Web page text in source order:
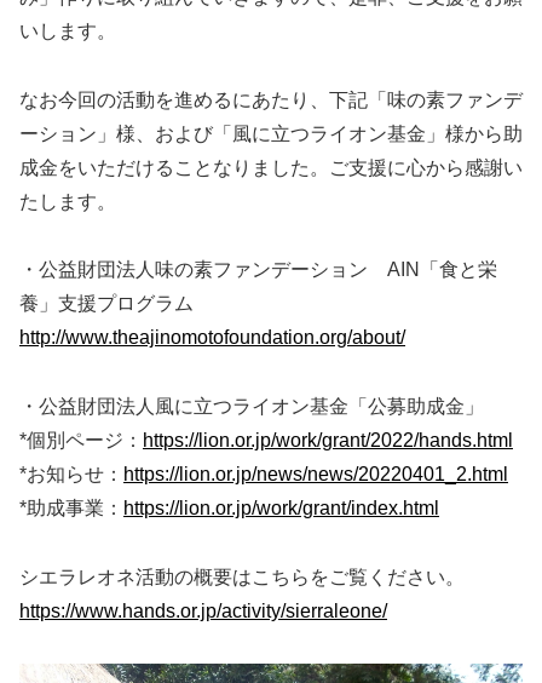
いします。
なお今回の活動を進めるにあたり、下記「味の素ファンデ
ーション」様、および「風に立つライオン基金」様から助
成金をいただけることなりました。ご支援に心から感謝い
たします。
・公益財団法人味の素ファンデーション AIN「食と栄
養」支援プログラム
http://www.theajinomotofoundation.org/about/
・公益財団法人風に立つライオン基金「公募助成金」
*個別ページ： https://lion.or.jp/work/grant/2022/hands.html
*お知らせ： https://lion.or.jp/news/news/20220401_2.html
*助成事業： https://lion.or.jp/work/grant/index.html
シエラレオネ活動の概要はこちらをご覧ください。
https://www.hands.or.jp/activity/sierraleone/